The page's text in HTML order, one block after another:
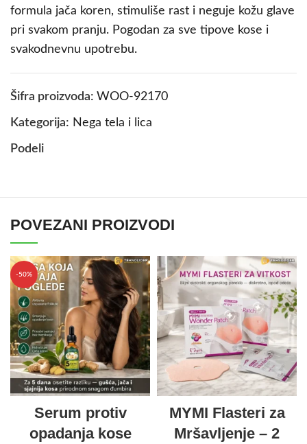
formula jača koren, stimuliše rast i neguje kožu glave
pri svakom pranju. Pogodan za sve tipove kose i
svakodnevnu upotrebu.
Šifra proizvoda: WOO-92170
Kategorija: Nega tela i lica
Podeli
POVEZANI PROIZVODI
-50%
Serum protiv
opadanja kose
MYMI Flasteri za
Mršavljenje – 2